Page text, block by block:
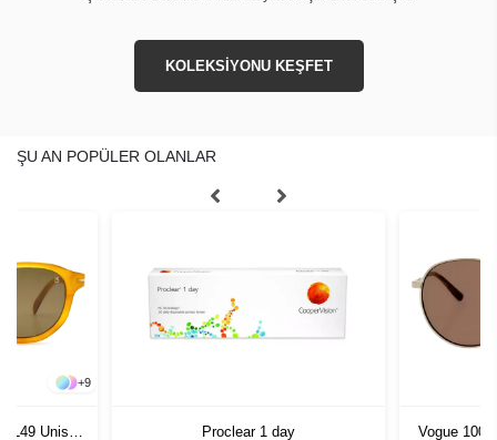
KOLEKSİYONU KEŞFET
ŞU AN POPÜLER OLANLAR
+9
Unisex Proclear 1 day Vogue